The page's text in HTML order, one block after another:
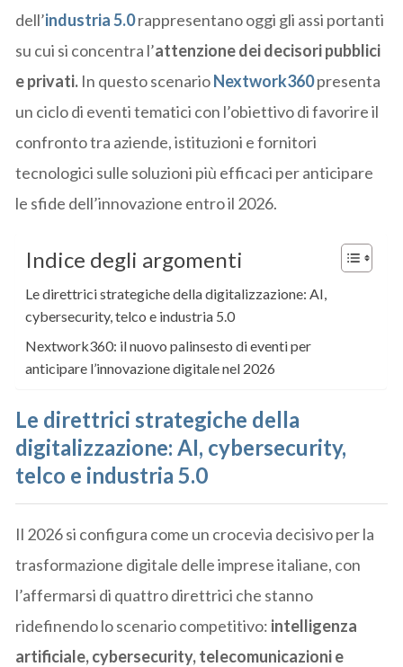
dell’industria 5.0rappresentano oggi gli assi portanti
su cui si concentra l’attenzione dei decisori pubblici
e privati. In questo scenarioNextwork360presenta
un ciclo di eventi tematici con l’obiettivo di favorire il
confronto tra aziende, istituzioni e fornitori
tecnologici sulle soluzioni più efficaci per anticipare
le sfide dell’innovazione entro il 2026.
Indice degli argomenti
Le direttrici strategiche della digitalizzazione: AI,
cybersecurity, telco e industria 5.0
Nextwork360: il nuovo palinsesto di eventi per
anticipare l’innovazione digitale nel 2026
Le direttrici strategiche della
digitalizzazione: AI, cybersecurity,
telco e industria 5.0
Il 2026 si configura come un crocevia decisivo per la
trasformazione digitale delle imprese italiane, con
l’affermarsi di quattro direttrici che stanno
ridefinendo lo scenario competitivo: intelligenza
artificiale, cybersecurity, telecomunicazioni e